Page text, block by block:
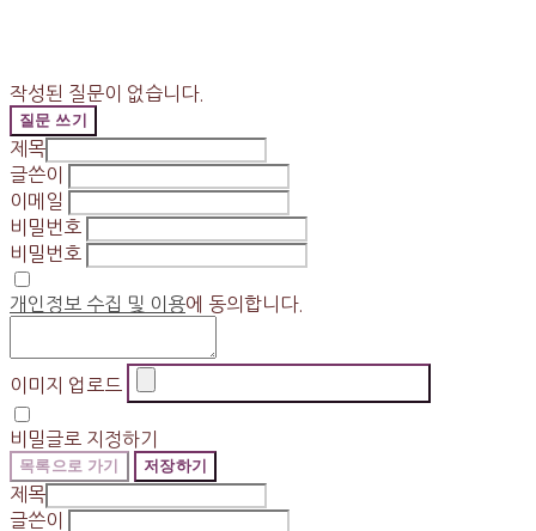
작성된 질문이 없습니다.
질문 쓰기
제목
글쓴이
이메일
비밀번호
비밀번호
개인정보 수집 및 이용에 동의합니다.
이미지 업로드
비밀글로 지정하기
목록으로 가기 저장하기
제목
글쓴이